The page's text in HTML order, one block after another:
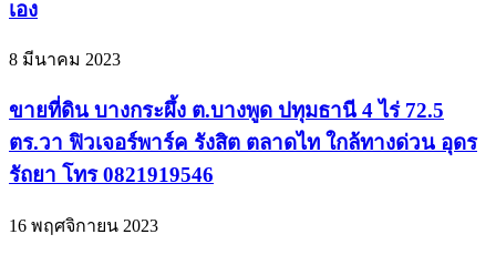
เอง
8 มีนาคม 2023
ขายที่ดิน บางกระผึ้ง ต.บางพูด ปทุมธานี 4 ไร่ 72.5
ตร.วา ฟิวเจอร์พาร์ค รังสิต ตลาดไท ใกล้ทางด่วน อุดร
รัถยา โทร 0821919546
16 พฤศจิกายน 2023